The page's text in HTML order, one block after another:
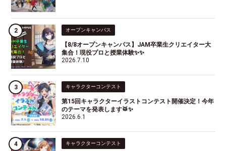
オープンキャンパス
【8/8オープンキャンパス】JAM卒業生クリエイター大
集合！現役プロと授業体験✨✨
2026.7.10
キャラクターコンテスト
第15回キャラクターイラストコンテスト開催決定！今年
のテーマを発表します🥁✨
2026.6.1
キャラクターコンテスト